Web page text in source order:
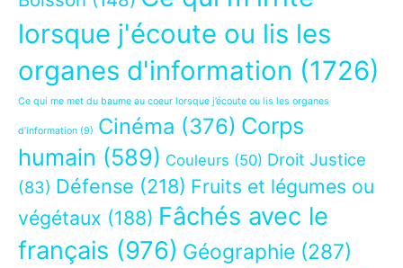
lorsque j'écoute ou lis les
organes d'information (1726)
Ce qui me met du baume au coeur lorsque j’écoute ou lis les organes
d’information (9) Cinéma (376) Corps
humain (589) Couleurs (50) Droit Justice
(83) Défense (218) Fruits et légumes ou
végétaux (188) Fâchés avec le
français (976) Géographie (287)